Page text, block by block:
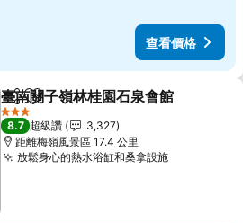
查看價格
分享 加入我的最愛
臺南關子嶺林桂園石泉會館
3 星級
8.7 超級讚
3,327
距離梅嶺風景區 17.4 公里
放鬆身心的熱水浴缸和桑拿設施